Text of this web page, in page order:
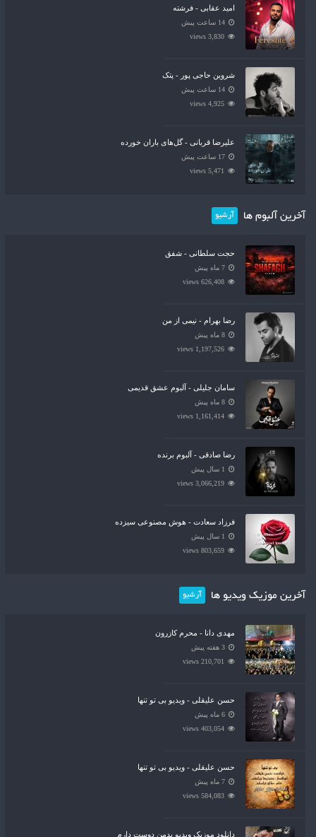
امید عقابی - فرشته
14 ساعت پیش
3,830 views
شروین حاجی پور - پتک
14 ساعت پیش
4,925 views
علیرضا قربانی - گل‌های باران خورده
17 ساعت پیش
5,471 views
آخرین آلبوم ها آرشیو
حجت سلطانی - شفق
7 ماه پیش
626,408 views
رضا بهرام - نیمی از من
8 ماه پیش
1,197,526 views
سامان جلیلی - آلبوم عشق قدیمی
8 ماه پیش
1,161,414 views
رضا صادقی - آلبوم برنده
1 سال پیش
3,066,219 views
فرزاد سعادت - هوش مصنوعی سیزده
1 سال پیش
803,659 views
آخرین موزیک ویدیو ها آرشیو
مهدی دانا - محرم کازرون
3 هفته پیش
210,701 views
حسن علیقلی - ویدیو بی تو تنها
6 ماه پیش
403,054 views
حسن علیقلی - ویدیو بی تو تنها
7 ماه پیش
584,083 views
دانلود موزیک ویدیو بدمن دوست دارم